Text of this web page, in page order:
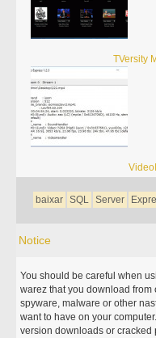
TVersity
baixar SQL Server
Notice
You should be careful when
warez that you download from
spyware, malware or other
want to have on your
version downloads or